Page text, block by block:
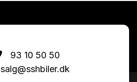
93 10 50 50
salg@sshbiler.dk